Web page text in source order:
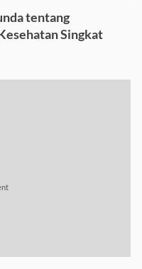
tentang
Singkat